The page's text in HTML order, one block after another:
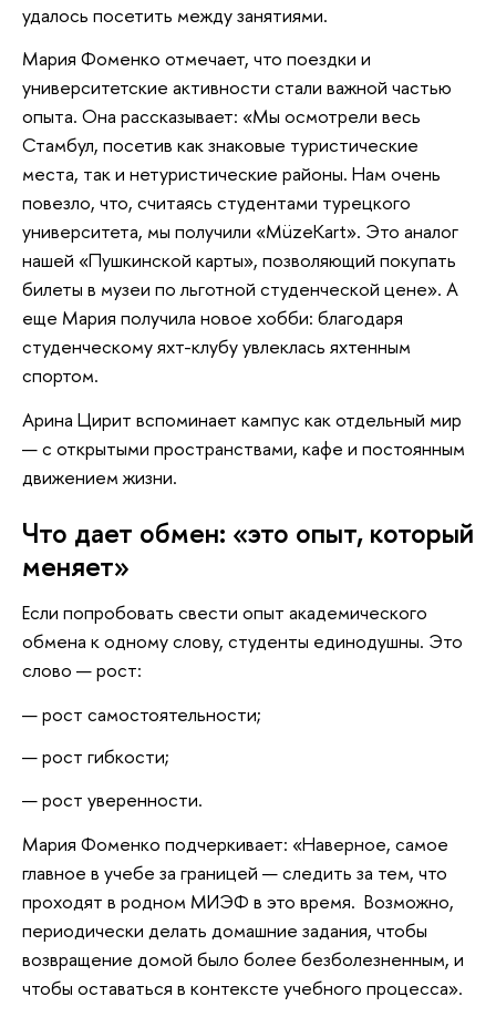
удалось посетить между занятиями.
Мария Фоменко отмечает, что поездки и
университетские активности стали важной частью
опыта. Она рассказывает: «Мы осмотрели весь
Стамбул, посетив как знаковые туристические
места, так и нетуристические районы. Нам очень
повезло, что, считаясь студентами турецкого
университета, мы получили «MüzeKart». Это аналог
нашей «Пушкинской карты», позволяющий покупать
билеты в музеи по льготной студенческой цене». А
еще Мария получила новое хобби: благодаря
студенческому яхт-клубу увлеклась яхтенным
спортом.
Арина Цирит вспоминает кампус как отдельный мир
— с открытыми пространствами, кафе и постоянным
движением жизни.
Что дает обмен: «это опыт, который
меняет»
Если попробовать свести опыт академического
обмена к одному слову, студенты единодушны. Это
слово — рост:
рост самостоятельности;
рост гибкости;
рост уверенности.
Мария Фоменко подчеркивает: «Наверное, самое
главное в учебе за границей — следить за тем, что
проходят в родном МИЭФ в это время. Возможно,
периодически делать домашние задания, чтобы
возвращение домой было более безболезненным, и
чтобы оставаться в контексте учебного процесса».